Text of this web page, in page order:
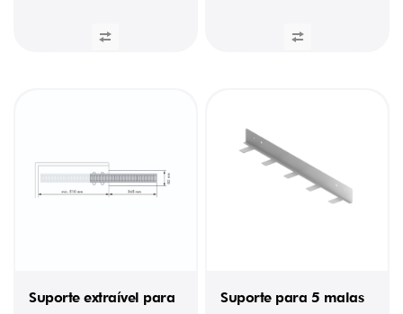
Suporte extraível para
Suporte para 5 malas